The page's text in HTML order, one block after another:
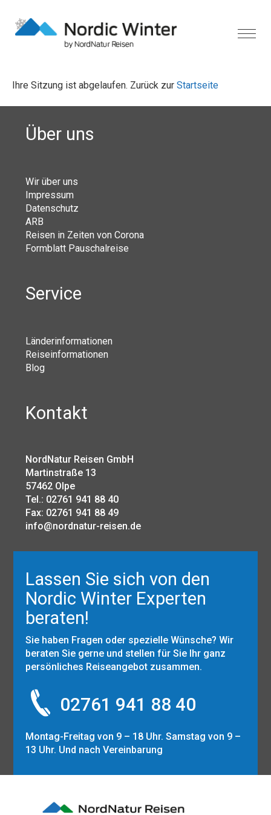
Ihre Sitzung ist abgelaufen. Zurück zur Startseite
Über uns
Wir über uns
Impressum
Datenschutz
ARB
Reisen in Zeiten von Corona
Formblatt Pauschalreise
Service
Länderinformationen
Reiseinformationen
Blog
Kontakt
NordNatur Reisen GmbH
Martinstraße 13
57462 Olpe
Tel.: 02761 941 88 40
Fax: 02761 941 88 49
info@nordnatur-reisen.de
Lassen Sie sich von den
Nordic Winter Experten
beraten!
Sie haben Fragen oder spezielle Wünsche? Wir
beraten Sie gerne und stellen für Sie Ihr ganz
persönliches Reiseangebot zusammen.
02761 941 88 40
Montag-Freitag von 9 – 18 Uhr. Samstag von 9 –
13 Uhr. Und nach Vereinbarung